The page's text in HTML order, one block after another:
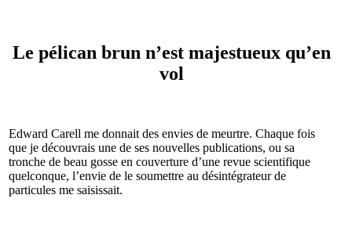
Le pélican brun n’est majestueux qu’en
vol
Edward Carell me donnait des envies de meurtre. Chaque fois
que je découvrais une de ses nouvelles publications, ou sa
tronche de beau gosse en couverture d’une revue scientifique
quelconque, l’envie de le soumettre au désintégrateur de
particules me saisissait.